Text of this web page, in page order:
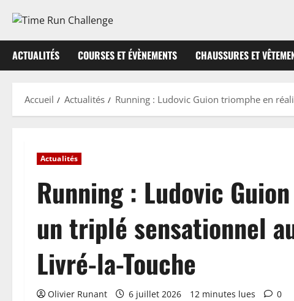
contenu
ACTUALITÉS COURSES ET ÉVÈNEMENTS CHAUSSURES ET
Accueil Actualités Running : Ludovic Guion triomphe en
Actualités
Running : Ludovic
un triplé sensationnel
Livré-la-Touche
Olivier Runant 6 juillet 2026 12 minutes lues 0